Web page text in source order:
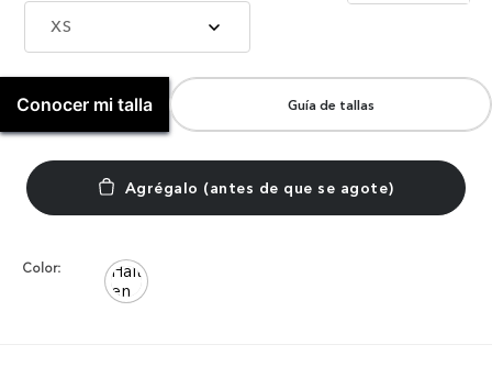
XS
Conocer mi talla Guía de tallas
Color: